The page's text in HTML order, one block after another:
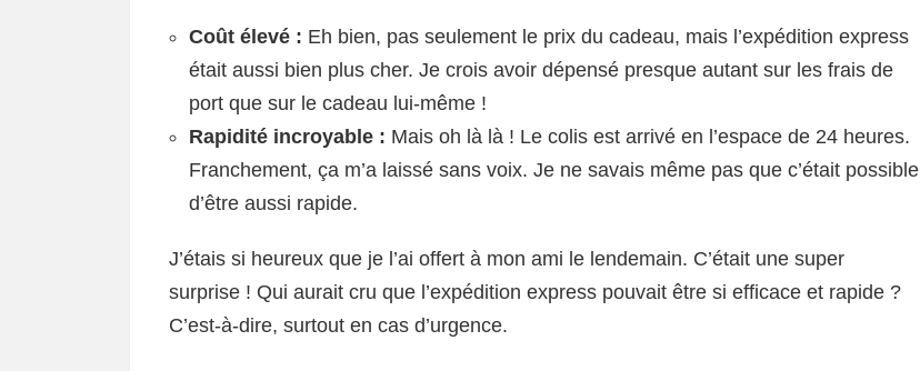
Coût élevé : Eh bien, pas seulement le prix du cadeau, mais l’expédition express
était aussi bien plus cher. Je crois avoir dépensé presque autant sur les frais de
port que sur le cadeau lui-même !
Rapidité incroyable : Mais oh là là ! Le colis est arrivé en l’espace de 24 heures.
Franchement, ça m’a laissé sans voix. Je ne savais même pas que c’était possible
d’être aussi rapide.
J’étais si heureux que je l’ai offert à mon ami le lendemain. C’était une super
surprise ! Qui aurait cru que l’expédition express pouvait être si efficace et rapide ?
C’est-à-dire, surtout en cas d’urgence.